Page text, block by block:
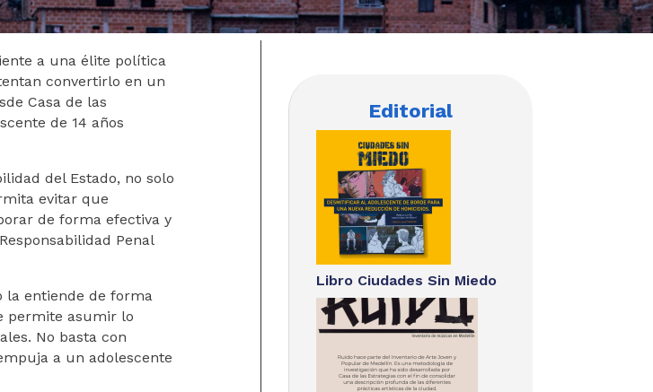
a una élite política
convertirlo en un
Casa de las
de 14 años
del Estado, no solo
evitar que
de forma efectiva y
Penal
la entiende de forma
permite asumir lo
No basta con
a un adolescente
Editorial
Libro Ciudades Sin Miedo